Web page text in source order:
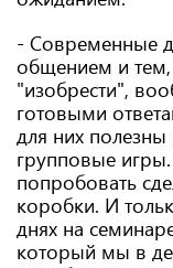
- Современные
общением и
"изобрести",
готовыми
для них
групповые
попробовать
коробки. И
днях на
который мы в